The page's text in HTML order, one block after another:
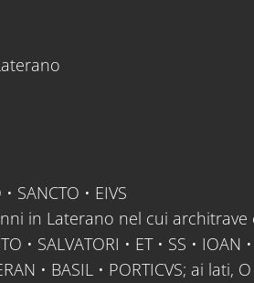
SANCTO • EIVS
in Laterano nel cui architrave
• SALVATORI • ET • SS • IOAN
• BASIL • PORTICVS; ai lati,